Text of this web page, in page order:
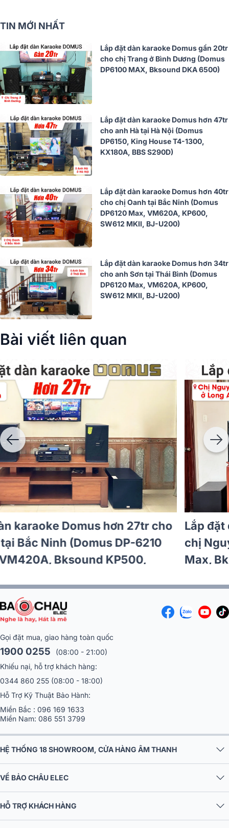
TIN MỚI NHẤT
Lắp đặt dàn karaoke Domus gần 20tr
cho chị Trang ở Bình Dương (Domus
DP6100 MAX, Bksound DKA 6500)
Lắp đặt dàn karaoke Domus hơn 47tr
cho anh Hà tại Hà Nội (Domus
DP6150, King House T4-1300,
KX180A, BBS S290D)
Lắp đặt dàn karaoke Domus hơn 40tr
cho chị Oanh tại Bắc Ninh (Domus
DP6120 Max, VM620A, KP600,
SW612 MKII, BJ-U200)
Lắp đặt dàn karaoke Domus hơn 34tr
cho anh Sơn tại Thái Bình (Domus
DP6120 Max, VM620A, KP600,
SW612 MKII, BJ-U200)
Bài viết liên quan
Lắp đặt dàn karaoke Domus hơn 20tr cho
anh Tiến tại Hà Nội (Domus DP6210 Max,
BKSound DKA 6500)
1900 0255
(08:00 - 21:00)
0344 860 255
(08:00 - 18:00)
Miền Bắc :
096 169 1633
Miền Nam:086 551 3799
HỆ THỐNG 18 SHOWROOM, CỬA HÀNG ÂM THANH
VỀ BẢO CHÂU ELEC
HỖ TRỢ KHÁCH HÀNG